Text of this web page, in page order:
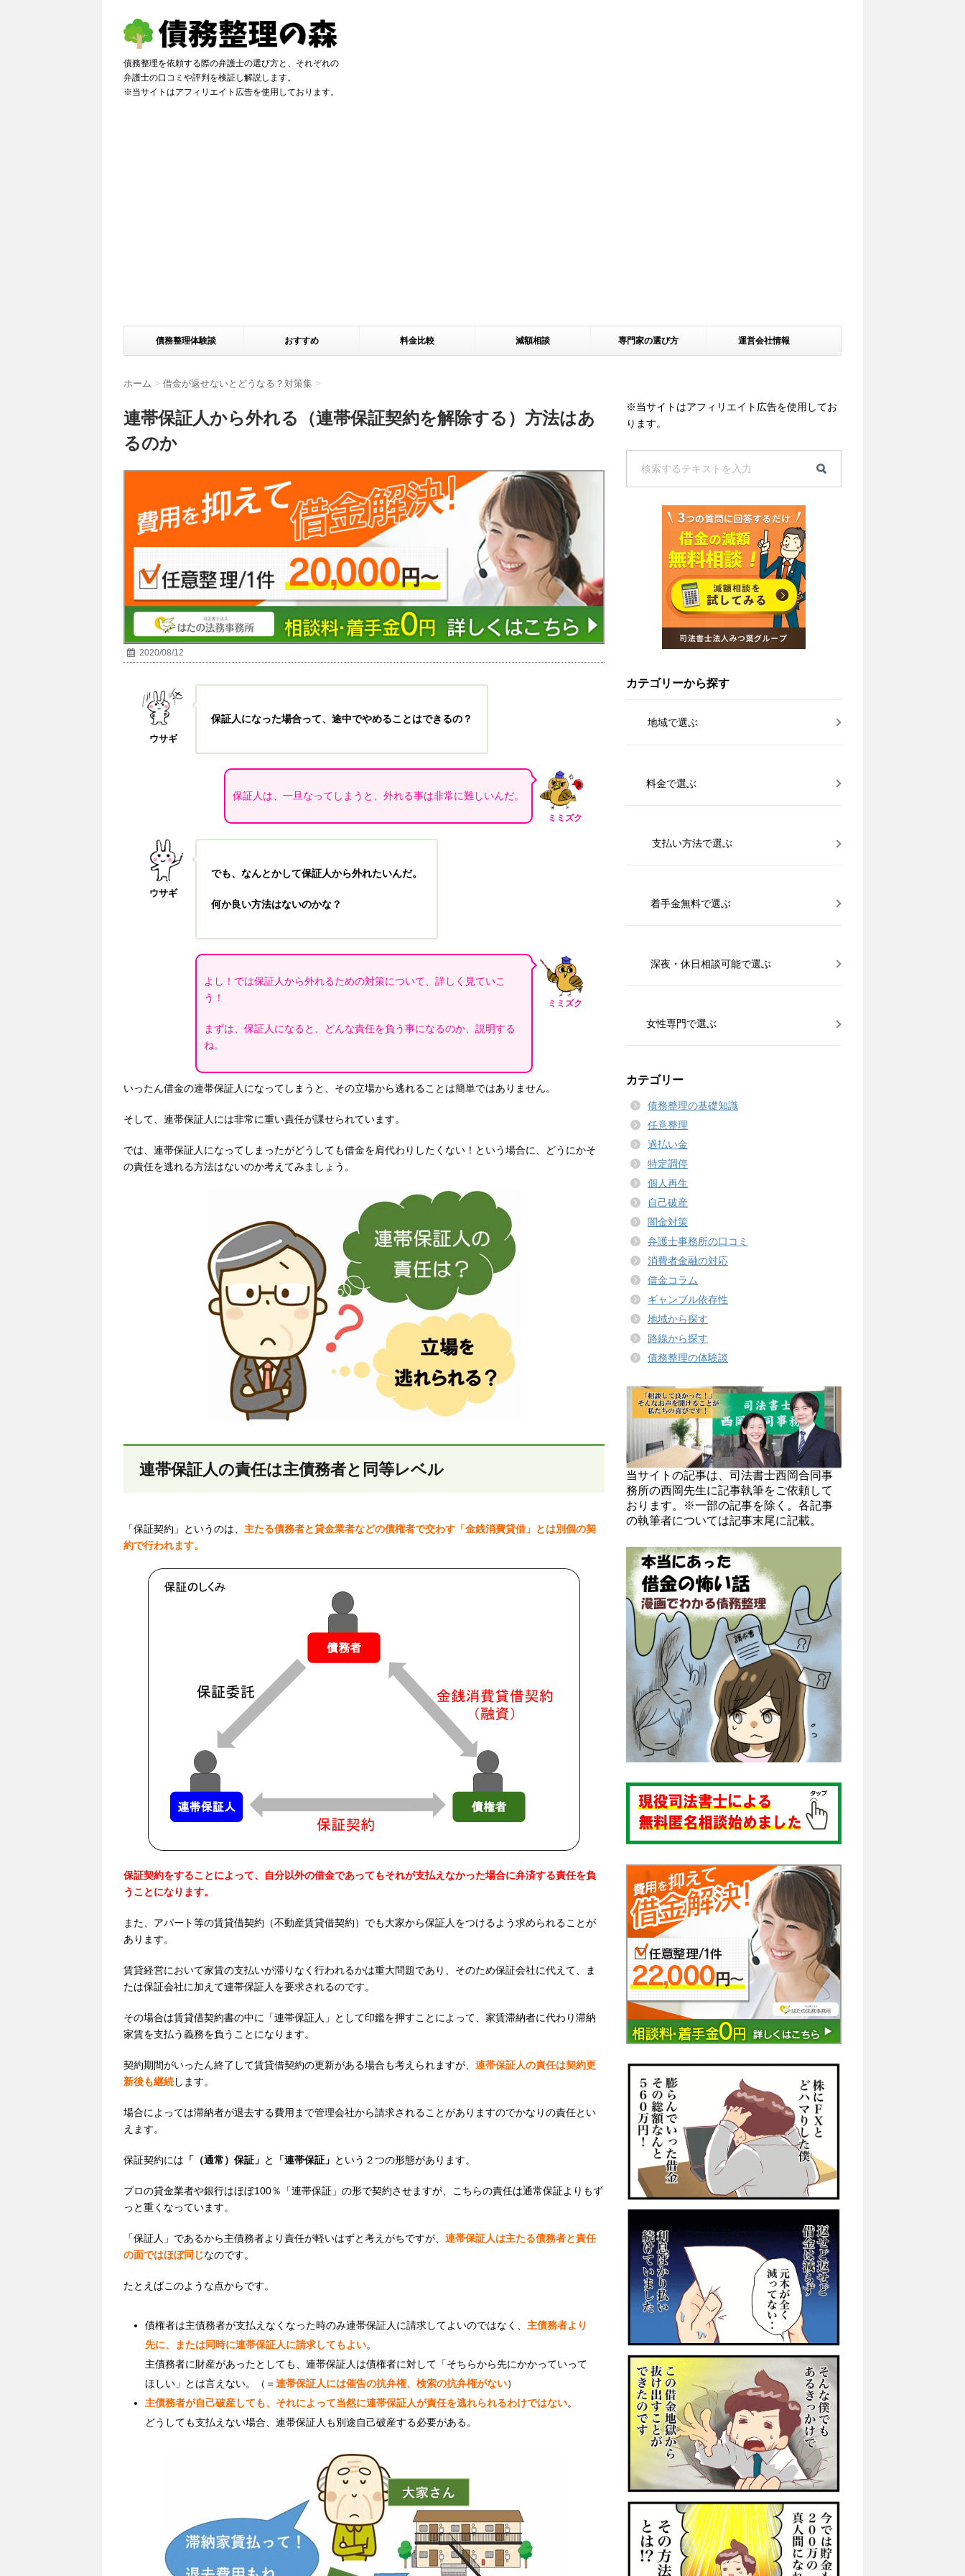
債務整理を依頼する際の弁護士の選び方と、それぞれの
弁護士の口コミや評判を検証し解説します。
※当サイトはアフィリエイト広告を使用しております。
債務整理体験談 おすすめ 料金比較 減額相談 専門家の選び方 運営会社情報
ホーム > 借金が返せないとどうなる？対策集 >
連帯保証人から外れる（連帯保証契約を解除する）方法はあ
るのか
2020/08/12
ウサギ
保証人になった場合って、途中でやめることはできるの？
ミミズク
保証人は、一旦なってしまうと、外れる事は非常に難しいんだ。
ウサギ
でも、なんとかして保証人から外れたいんだ。
何か良い方法はないのかな？
ミミズク
よし！では保証人から外れるための対策について、詳しく見ていこ
う！
まずは、保証人になると、どんな責任を負う事になるのか、説明する
ね。
いったん借金の連帯保証人になってしまうと、その立場から逃れることは簡単ではありません。
そして、連帯保証人には非常に重い責任が課せられています。
では、連帯保証人になってしまったがどうしても借金を肩代わりしたくない！という場合に、どうにかそ
の責任を逃れる方法はないのか考えてみましょう。
連帯保証人の責任は主債務者と同等レベル
「保証契約」というのは、 主たる債務者と貸金業者などの債権者で交わす「金銭消費貸借」とは別個の契
約で行われます。
保証契約をすることによって、自分以外の借金であってもそれが支払えなかった場合に弁済する責任を負
うことになります。
また、アパート等の賃貸借契約（不動産賃貸借契約）でも大家から保証人をつけるよう求められることが
あります。
賃貸経営において家賃の支払いが滞りなく行われるかは重大問題であり、そのため保証会社に代えて、ま
たは保証会社に加えて連帯保証人を要求されるのです。
その場合は賃貸借契約書の中に「連帯保証人」として印鑑を押すことによって、家賃滞納者に代わり滞納
家賃を支払う義務を負うことになります。
契約期間がいったん終了して賃貸借契約の更新がある場合も考えられますが、 連帯保証人の責任は契約更
新後も継続します。
場合によっては滞納者が退去する費用まで管理会社から請求されることがありますのでかなりの責任とい
えます。
保証契約には 「（通常）保証」 と 「連帯保証」 という２つの形態があります。
プロの貸金業者や銀行はほぼ100％「連帯保証」の形で契約させますが、こちらの責任は通常保証よりもず
っと重くなっています。
「保証人」であるから主債務者より責任が軽いはずと考えがちですが、 連帯保証人は主たる債務者と責任
の面ではほぼ同じなのです。
たとえばこのような点からです。
債権者は主債務者が支払えなくなった時のみ連帯保証人に請求してよいのではなく、 主債務者より
先に、または同時に連帯保証人に請求してもよい。
主債務者に財産があったとしても、連帯保証人は債権者に対して「そちらから先にかかっていって
ほしい」とは言えない。（＝連帯保証人には催告の抗弁権、検索の抗弁権がない）
主債務者が自己破産しても、それによって当然に連帯保証人が責任を逃れられるわけではない。
どうしても支払えない場合、連帯保証人も別途自己破産する必要がある。
※当サイトはアフィリエイト広告を使用してお
ります。
カテゴリーから探す
地域で選ぶ
料金で選ぶ
支払い方法で選ぶ
着手金無料で選ぶ
深夜・休日相談可能で選ぶ
女性専門で選ぶ
カテゴリー
債務整理の基礎知識
任意整理
過払い金
特定調停
個人再生
自己破産
闇金対策
弁護士事務所の口コミ
消費者金融の対応
借金コラム
ギャンブル依存性
地域から探す
路線から探す
債務整理の体験談
当サイトの記事は、司法書士西岡合同事
務所の西岡先生に記事執筆をご依頼して
おります。※一部の記事を除く。各記事
の執筆者については記事末尾に記載。